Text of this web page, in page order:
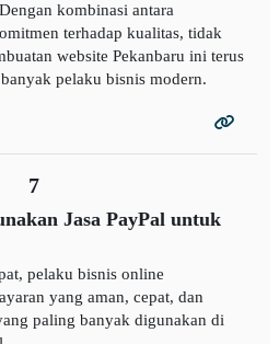
kombinasi antara
terhadap kualitas, tidak
website Pekanbaru ini terus
pelaku bisnis modern.
7
Jasa PayPal untuk
pelaku bisnis online
yang aman, cepat, dan
paling banyak digunakan di